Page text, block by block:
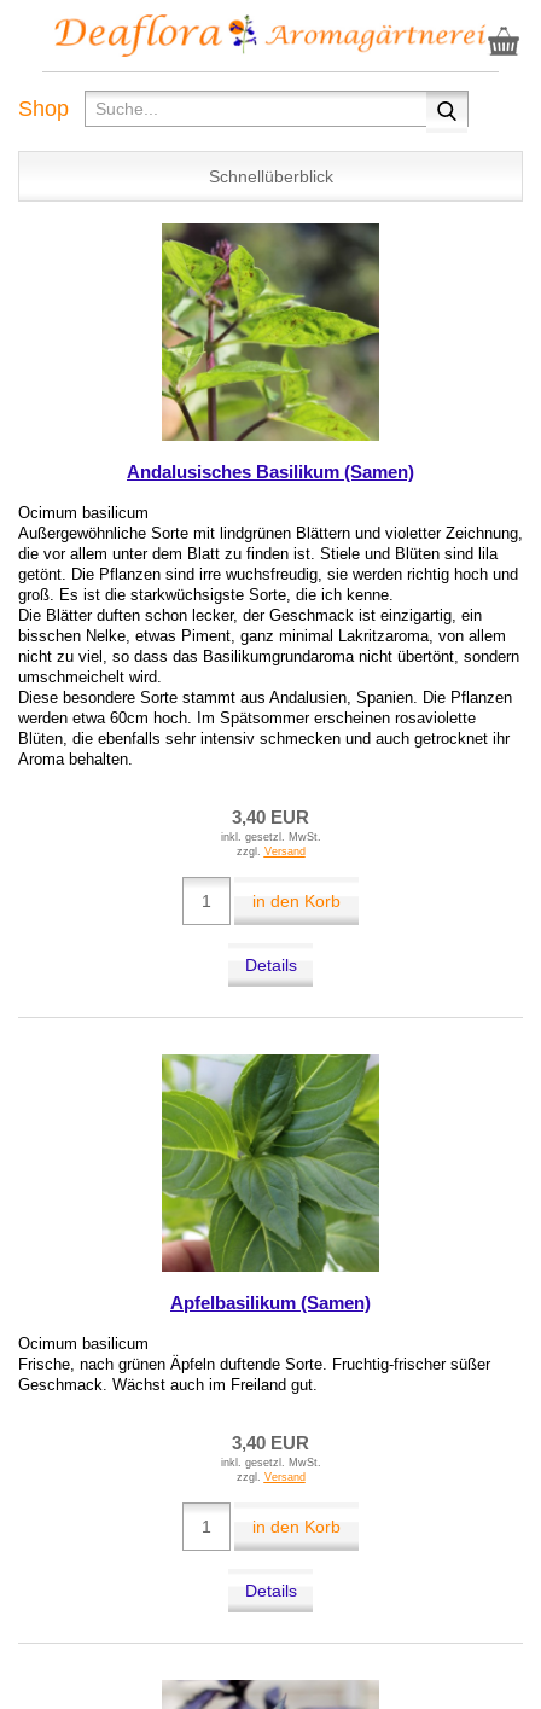
Shop
Schnellüberblick
Andalusisches Basilikum (Samen)
Ocimum basilicum
Außergewöhnliche Sorte mit lindgrünen Blättern und violetter Zeichnung,
die vor allem unter dem Blatt zu finden ist. Stiele und Blüten sind lila
getönt. Die Pflanzen sind irre wuchsfreudig, sie werden richtig hoch und
groß. Es ist die starkwüchsigste Sorte, die ich kenne.
Die Blätter duften schon lecker, der Geschmack ist einzigartig, ein
bisschen Nelke, etwas Piment, ganz minimal Lakritzaroma, von allem
nicht zu viel, so dass das Basilikumgrundaroma nicht übertönt, sondern
umschmeichelt wird.
Diese besondere Sorte stammt aus Andalusien, Spanien. Die Pflanzen
werden etwa 60cm hoch. Im Spätsommer erscheinen rosaviolette
Blüten, die ebenfalls sehr intensiv schmecken und auch getrocknet ihr
Aroma behalten.
3,40 EUR
inkl. gesetzl. MwSt.
zzgl. Versand
in den Korb
Details
Apfelbasilikum (Samen)
Ocimum basilicum
Frische, nach grünen Äpfeln duftende Sorte. Fruchtig-frischer süßer
Geschmack. Wächst auch im Freiland gut.
3,40 EUR
inkl. gesetzl. MwSt.
zzgl. Versand
in den Korb
Details